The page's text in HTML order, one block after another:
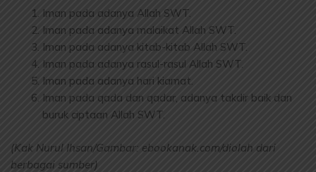
Iman pada adanya Allah SWT.
Iman pada adanya malaikat Allah SWT.
Iman pada adanya kitab-kitab Allah SWT.
Iman pada adanya rasul-rasul Allah SWT.
Iman pada adanya hari kiamat.
Iman pada qada dan qadar, adanya takdir baik dan
buruk ciptaan Allah SWT.
(Kak Nurul Ihsan/Gambar: ebookanak.com/diolah dari
berbagai sumber)